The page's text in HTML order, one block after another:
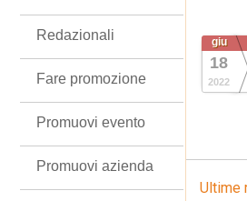
giu
18
2022
Ultime
Redazionali
Fare promozione
Promuovi evento
Promuovi azienda